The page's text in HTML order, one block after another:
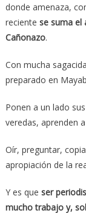
donde amenaza,
reciente se suma el
Cañonazo.
Con mucha
preparado en
Ponen a un lado
veredas, aprenden
Oír, preguntar,
apropiación de la
Y es que ser
mucho trabajo y,